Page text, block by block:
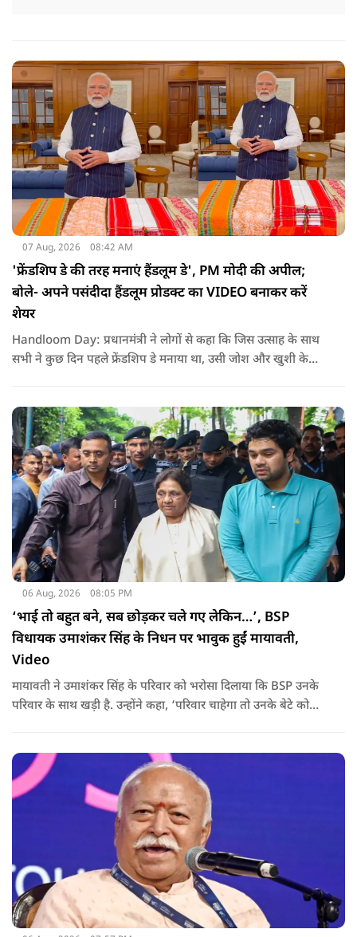
07 Aug, 2026 08:42 AM
'फ्रेंडशिप डे की तरह मनाएं हैंडलूम डे', PM मोदी की अपील;
बोले- अपने पसंदीदा हैंडलूम प्रोडक्ट का VIDEO बनाकर करें
शेयर
Handloom Day: प्रधानमंत्री ने लोगों से कहा कि जिस उत्साह के साथ
सभी ने कुछ दिन पहले फ्रेंडशिप डे मनाया था, उसी जोश और खुशी के
06 Aug, 2026 08:05 PM
‘भाई तो बहुत बने, सब छोड़कर चले गए लेकिन…’, BSP
विधायक उमाशंकर सिंह के निधन पर भावुक हुईं मायावती,
Video
मायावती ने उमाशंकर सिंह के परिवार को भरोसा दिलाया कि BSP उनके
परिवार के साथ खड़ी है. उन्होंने कहा, ‘परिवार चाहेगा तो उनके बेटे को